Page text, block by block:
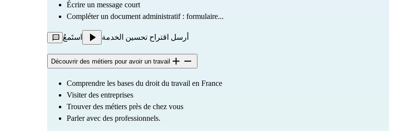
Écrire un message court
Compléter un document administratif : formulaire...
أرسل اقتراح تحسين الخدمة استَمعُ
Découvrir des métiers pour avoir un travail
Comprendre les bases du droit du travail en France
Visiter des entreprises
Trouver des métiers près de chez vous
Parler avec des professionnels.